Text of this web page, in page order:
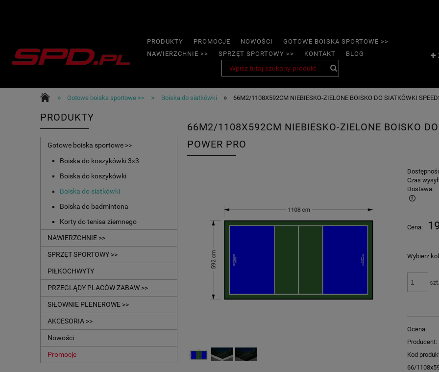
PRODUKTY PROMOCJE NOWOŚCI
GOTOWE BOISKA SPORTOWE >>
NAWIERZCHNIE >>
SPRZĘT SPORTOWY >> KONTAKT BLOG
» Gotowe boiska sportowe >> » Boiska do siatkówki » 66M2/1108X592CM NIEBIESKO-ZIELONE BOISKO DO SIATKÓWKI
PRODUKTY
Gotowe boiska sportowe >>
Boiska do koszykówki 3x3
Boiska do koszykówki
Boiska do siatkówki
Boiska do badmintona
Korty do tenisa ziemnego
NAWIERZCHNIE >>
SPRZĘT SPORTOWY >>
PIŁKOCHWYTY
PRZEGLĄDY PLACÓW ZABAW >>
SIŁOWNIE PLENEROWE >>
AKCESORIA >>
Nowości
Promocje
66M2/1108X592CM NIEBIESKO-ZIELONE BOISKO
POWER PRO
Czas
Dostawa:
Cena nie zawiera ewentualnych kosztów
Cena:
Wybierz
szt.
Ocena:
Producent:
Kod
66/